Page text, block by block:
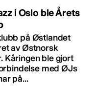
i Oslo ble Årets
på Østlandet
av Østnorsk
Kåringen ble gjort
med ØJs
på...